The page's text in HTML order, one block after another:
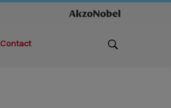
Contact